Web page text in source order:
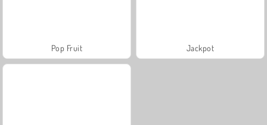
Pop Fruit Jackpot